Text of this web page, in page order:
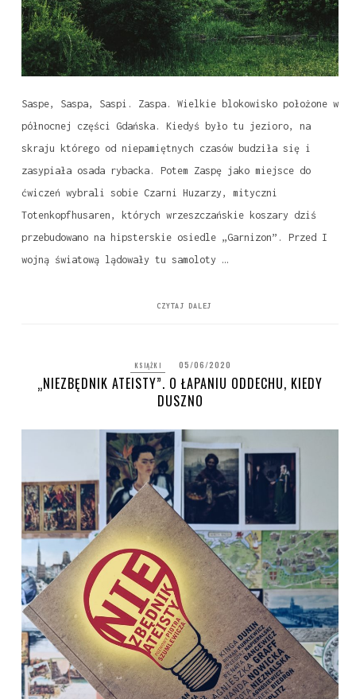
Saspe, Saspa, Saspi. Zaspa. Wielkie blokowisko położone w
północnej części Gdańska. Kiedyś było tu jezioro, na
skraju którego od niepamiętnych czasów budziła się i
zasypiała osada rybacka. Potem Zaspę jako miejsce do
ćwiczeń wybrali sobie Czarni Huzarzy, mityczni
Totenkopfhusaren, których wrzeszczańskie koszary dziś
przebudowano na hipsterskie osiedle „Garnizon”. Przed I
wojną światową lądowały tu samoloty …
CZYTAJ DALEJ
KSIĄŻKI 05/06/2020
„NIEZBĘDNIK ATEISTY”. O ŁAPANIU ODDECHU, KIEDY
DUSZNO